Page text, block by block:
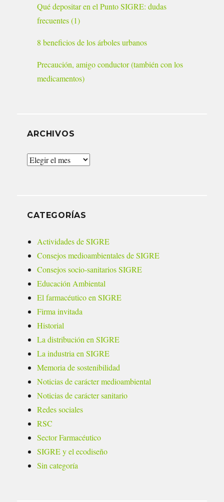
Qué depositar en el Punto SIGRE: dudas
frecuentes (1)
8 beneficios de los árboles urbanos
Precaución, amigo conductor (también con los
medicamentos)
ARCHIVOS
Archivos
CATEGORÍAS
Actividades de SIGRE
Consejos medioambientales de SIGRE
Consejos socio-sanitarios SIGRE
Educación Ambiental
El farmacéutico en SIGRE
Firma invitada
Historial
La distribución en SIGRE
La industria en SIGRE
Memoria de sostenibilidad
Noticias de carácter medioambiental
Noticias de carácter sanitario
Redes sociales
RSC
Sector Farmacéutico
SIGRE y el ecodiseño
Sin categoría